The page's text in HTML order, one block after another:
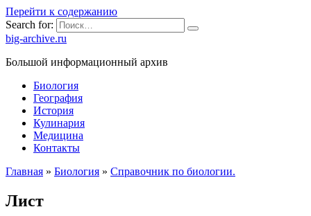
Перейти к содержанию
Search for:
big-archive.ru
Большой информационный архив
Биология
География
История
Кулинария
Медицина
Контакты
Главная » Биология » Справочник по биологии.
Лист